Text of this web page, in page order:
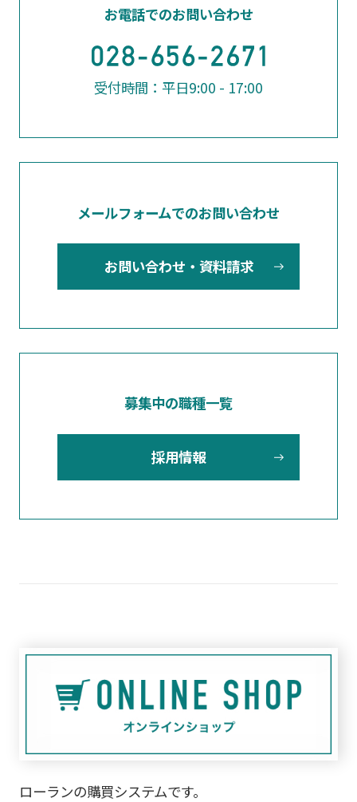
お電話でのお問い合わせ
受付時間：平日9:00 - 17:00
メールフォームでのお問い合わせ
お問い合わせ・資料請求
募集中の職種一覧
採用情報
ローランの購買システムです。